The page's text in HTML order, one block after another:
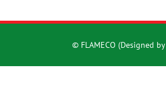
© FLAMECO (Designed by